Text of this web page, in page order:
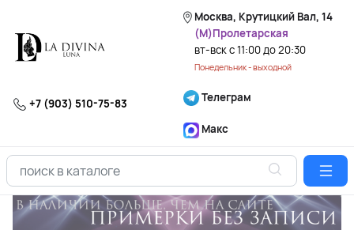
Москва, Крутицкий Вал, 14
(М)Пролетарская
вт-вск с 11:00 до 20:30
Понедельник - выходной
+7 (903) 510-75-83 Телеграм
Макс